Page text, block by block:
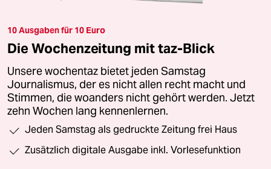
10 Ausgaben für 10 Euro
Die Wochenzeitung mit taz-Blick
Unsere wochentaz bietet jeden Samstag
Journalismus, der es nicht allen recht macht und
Stimmen, die woanders nicht gehört werden. Jetzt
zehn Wochen lang kennenlernen.
Jeden Samstag als gedruckte Zeitung frei Haus
Zusätzlich digitale Ausgabe inkl. Vorlesefunktion